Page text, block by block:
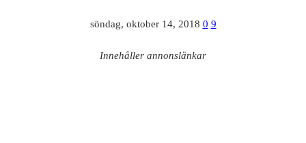
söndag, oktober 14, 2018 0 9
Innehåller annonslänkar